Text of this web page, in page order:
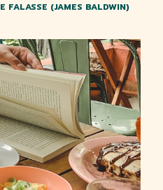
FALASSE (JAMES BALDWIN)